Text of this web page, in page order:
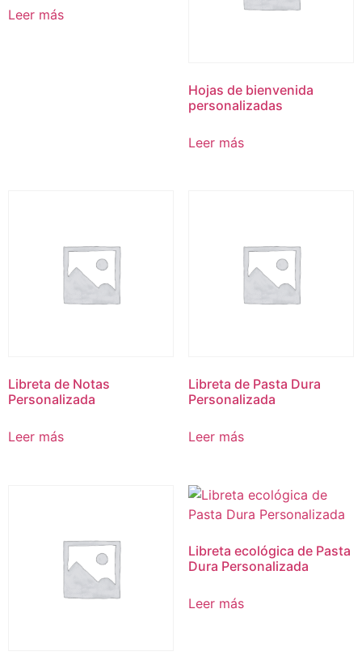
Leer más
Hojas de bienvenida
personalizadas
Leer más
Libreta de Notas
Personalizada
Leer más
Libreta de Pasta Dura
Personalizada
Leer más
Libreta ecológica de Pasta
Dura Personalizada
Leer más